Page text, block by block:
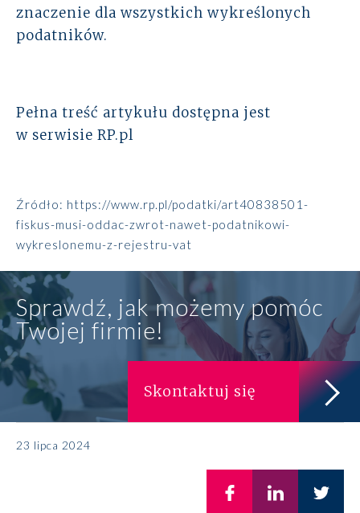
znaczenie dla wszystkich wykreślonych
podatników.
Pełna treść artykułu dostępna jest
w serwisie RP.pl
Źródło: https://www.rp.pl/podatki/art40838501-
fiskus-musi-oddac-zwrot-nawet-podatnikowi-
wykreslonemu-z-rejestru-vat
Sprawdź, jak możemy pomóc
Twojej firmie!
Skontaktuj się
23 lipca 2024